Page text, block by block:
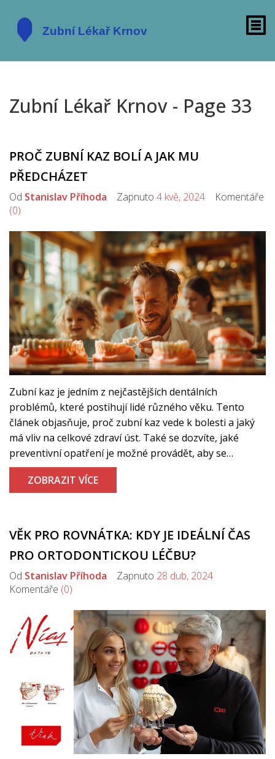
Zubní Lékař Krnov - Page 33
PROČ ZUBNÍ KAZ BOLÍ A JAK MU
PŘEDCHÁZET
Od Stanislav Příhoda Zapnuto 4 kvě, 2024 Komentáře
(0)
Zubní kaz je jedním z nejčastějších dentálních
problémů, které postihují lidé různého věku. Tento
článek objasňuje, proč zubní kaz vede k bolesti a jaký
má vliv na celkové zdraví úst. Také se dozvíte, jaké
preventivní opatření je možné provádět, aby se
minimalizovala rizika vzniku kazu. Nabízíme praktické
tipy pro každodenní péči o zuby a doporučení od
ZOBRAZIT VÍCE
VĚK PRO ROVNÁTKA: KDY JE IDEÁLNÍ ČAS
PRO ORTODONTICKOU LÉČBU?
Od Stanislav Příhoda Zapnuto 28 dub, 2024
Komentáře (0)